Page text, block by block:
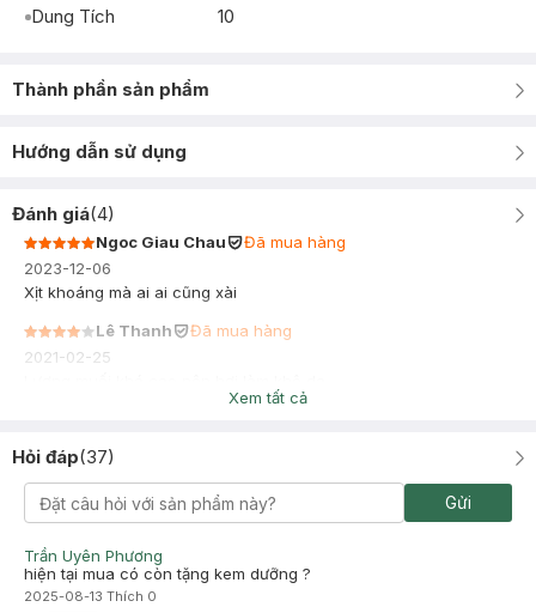
Dung Tích
10
Thành phần sản phẩm
Hướng dẫn sử dụng
Đánh giá(4)
Ngoc Giau Chau
Đã mua hàng
2023-12-06
Xịt khoáng mà ai ai cũng xài
Lê Thanh
Đã mua hàng
2021-02-25
Xem tất cả
Hỏi đáp(37)
Gửi
Trần Uyên Phương
hiện tại mua có còn tặng kem dưỡng ?
2025-08-13 Thích 0